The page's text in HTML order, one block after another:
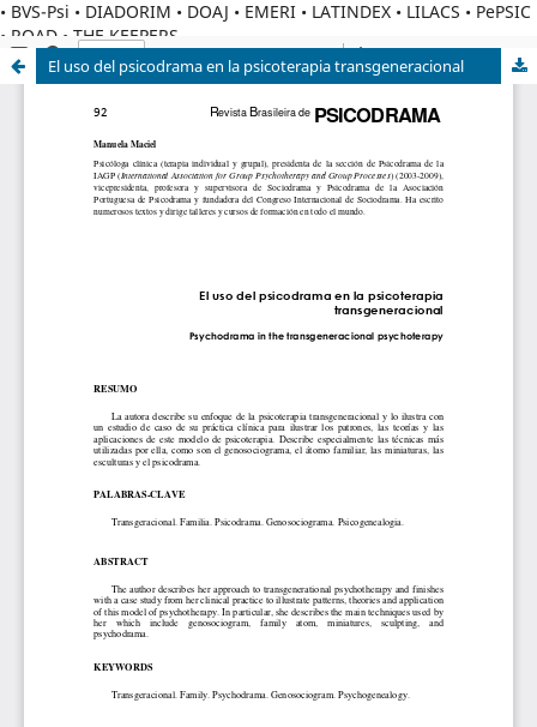
• BVS-Psi • DIADORIM • DOAJ • EMERI • LATINDEX • LILACS • PePSIC
• ROAD • THE KEEPERS
El uso del psicodrama en la psicoterapia transgeneracional